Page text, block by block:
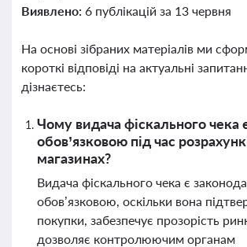
Виявлено: 6 публікацій за 13 червня
На основі зібраних матеріалів ми
короткі відповіді на актуальні
дізнаєтесь:
Чому видача фіскального чека
обов’язковою під час
магазинах?
Видача фіскального чека є
обов’язковою, оскільки вона
покупки, забезпечує прозорість
дозволяє контролюючим органам